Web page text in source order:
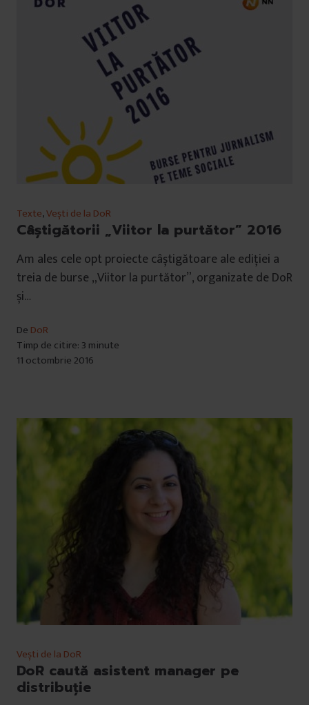
Texte,Vești de la DoR
Câștigătorii „Viitor la purtător” 2016
Am ales cele opt proiecte câștigătoare ale ediției a
treia de burse „Viitor la purtător”, organizate de DoR
și…
De DoR
Timp de citire: 3 minute
11 octombrie 2016
Vești de la DoR
DoR caută asistent manager pe
distribuție